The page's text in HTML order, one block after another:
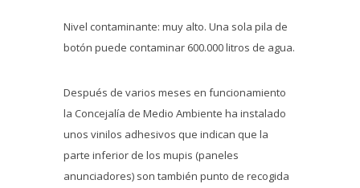
Nivel contaminante: muy alto. Una sola pila de
botón puede contaminar 600.000 litros de agua.
Después de varios meses en funcionamiento
la Concejalía de Medio Ambiente ha instalado
unos vinilos adhesivos que indican que la
parte inferior de los mupis (paneles
anunciadores) son también punto de recogida